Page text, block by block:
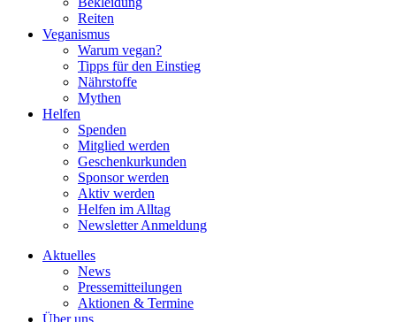
Reiten
Veganismus
Warum vegan?
Tipps für den Einstieg
Nährstoffe
Mythen
Helfen
Spenden
Mitglied werden
Geschenkurkunden
Sponsor werden
Aktiv werden
Helfen im Alltag
Newsletter Anmeldung
Aktuelles
News
Pressemitteilungen
Aktionen & Termine
Über uns